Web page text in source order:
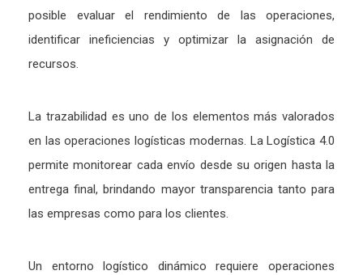
posible evaluar el rendimiento de las operaciones,
identificar ineficiencias y optimizar la asignación de
recursos.
La trazabilidad es uno de los elementos más valorados
en las operaciones logísticas modernas. La Logística 4.0
permite monitorear cada envío desde su origen hasta la
entrega final, brindando mayor transparencia tanto para
las empresas como para los clientes.
Un entorno logístico dinámico requiere operaciones